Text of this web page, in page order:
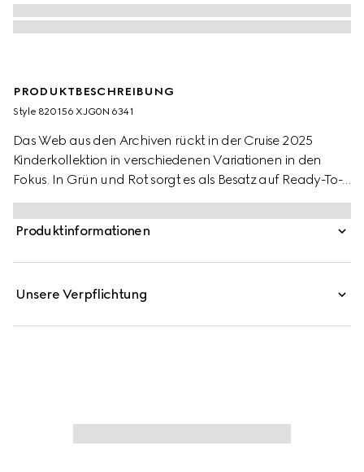
PRODUKTBESCHREIBUNG
Style ‎820156 XJG0N 6341
Das Web aus den Archiven rückt in der Cruise 2025
Kinderkollektion in verschiedenen Variationen in den
Fokus. In Grün und Rot sorgt es als Besatz auf Ready-To-
Wear-Modellen, Schuhen und Accessoires für sportliche
Looks mit vielseitigem Charakter. Diese Babyhose aus
gefilztem Baumwolljersey wird von einem grünen und
Produktinformationen
Unsere Verpflichtung